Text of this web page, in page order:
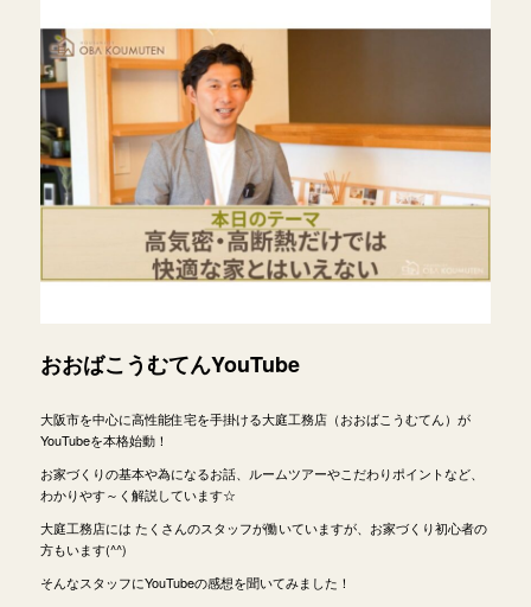
おおばこうむてんYouTube
大阪市を中心に高性能住宅を手掛ける大庭工務店（おおばこうむてん）が
YouTubeを本格始動！
お家づくりの基本や為になるお話、ルームツアーやこだわりポイントなど、
わかりやす～く解説しています☆
大庭工務店には たくさんのスタッフが働いていますが、お家づくり初心者の
方もいます(^^)
そんなスタッフにYouTubeの感想を聞いてみました！